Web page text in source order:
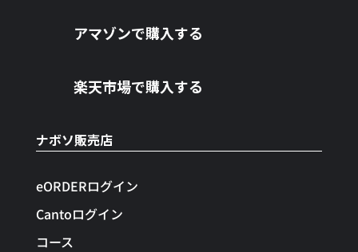
アマゾンで購入する
楽天市場で購入する
ナボソ販売店
eORDERログイン
Cantoログイン
コース